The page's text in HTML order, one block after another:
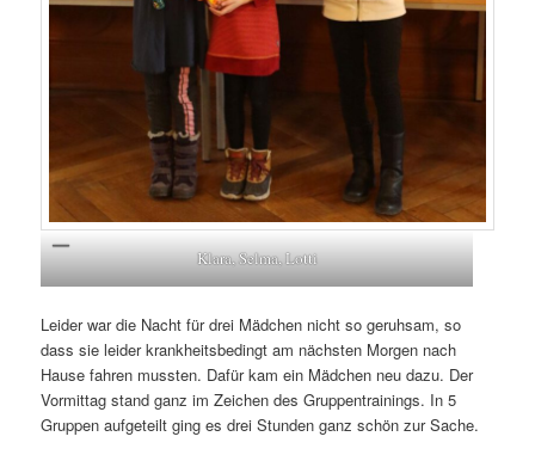
Klara, Selma, Lotti
Leider war die Nacht für drei Mädchen nicht so geruhsam, so
dass sie leider krankheitsbedingt am nächsten Morgen nach
Hause fahren mussten. Dafür kam ein Mädchen neu dazu. Der
Vormittag stand ganz im Zeichen des Gruppentrainings. In 5
Gruppen aufgeteilt ging es drei Stunden ganz schön zur Sache.